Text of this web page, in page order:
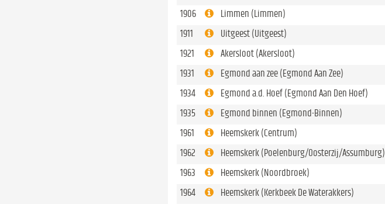
1906
Limmen (Limmen)
1911
Uitgeest (Uitgeest)
1921
Akersloot (Akersloot)
1931
Egmond aan zee (Egmond Aan Zee)
1934
Egmond a.d. Hoef (Egmond Aan Den Hoef)
1935
Egmond binnen (Egmond-Binnen)
1961
Heemskerk (Centrum)
1962
Heemskerk (Poelenburg/Oosterzij/Assumburg)
1963
Heemskerk (Noordbroek)
1964
Heemskerk (Kerkbeek De Waterakkers)